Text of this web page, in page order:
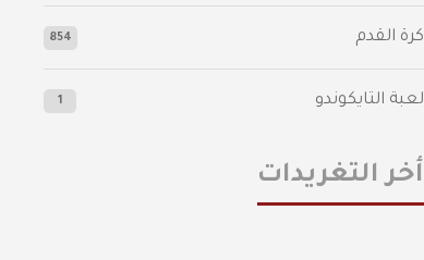
كرة القدم 854
لعبة التايكوندو 1
أخر التغريدات